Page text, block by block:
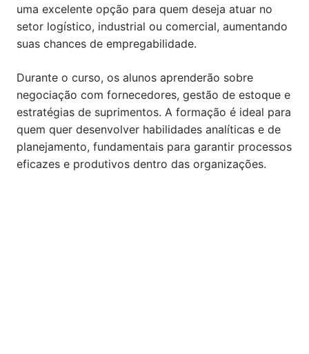
uma excelente opção para quem deseja atuar no
setor logístico, industrial ou comercial, aumentando
suas chances de empregabilidade.
Durante o curso, os alunos aprenderão sobre
negociação com fornecedores, gestão de estoque e
estratégias de suprimentos. A formação é ideal para
quem quer desenvolver habilidades analíticas e de
planejamento, fundamentais para garantir processos
eficazes e produtivos dentro das organizações.